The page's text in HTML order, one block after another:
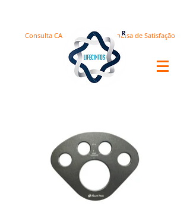
Pesquisa de Satisfação
Consulta CA